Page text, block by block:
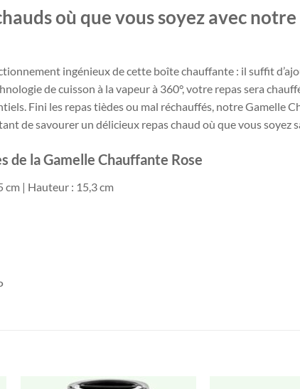
où que vous soyez avec
ingénieux de cette boîte chauffante : il suffit
de cuisson à la vapeur à 360°, votre repas sera
Fini les repas tièdes ou mal réchauffés, notre Gamelle
de savourer un délicieux repas chaud où que vous soyez
de la Gamelle Chauffante Rose
cm | Hauteur : 15,3 cm